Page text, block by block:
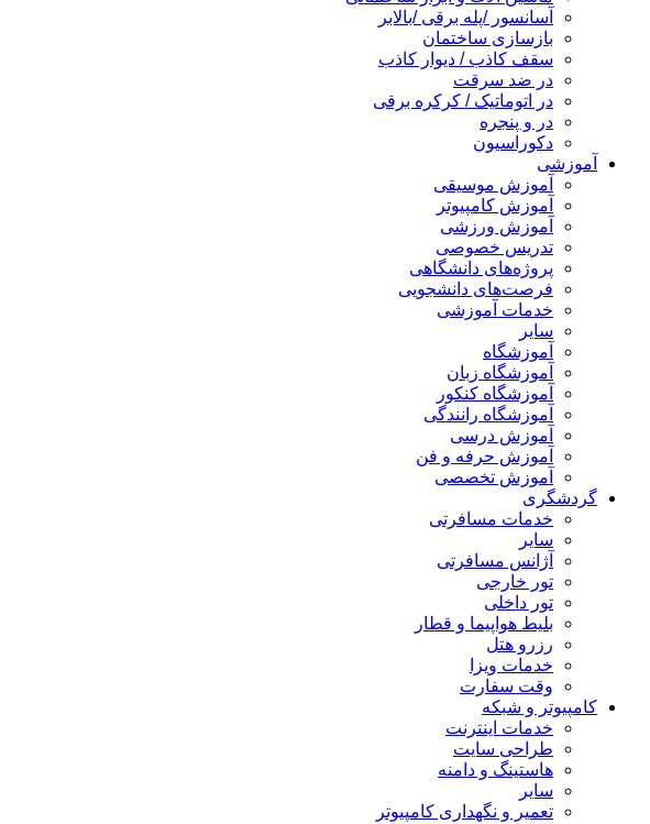
آسانسور /پله برقی /بالابر
بازسازی ساختمان
سقف کاذب / دیوار کاذب
در ضد سرقت
در اتوماتیک / کرکره برقی
در و پنجره
دکوراسیون
آموزشی
آموزش موسیقی
آموزش کامپیوتر
آموزش ورزشی
تدریس خصوصی
پروژه‌های دانشگاهی
فرصت‌های دانشجویی
خدمات آموزشی
سایر
آموزشگاه
آموزشگاه زبان
آموزشگاه کنکور
آموزشگاه رانندگی
آموزش درسی
آموزش حرفه و فن
آموزش تخصصی
گردشگری
خدمات مسافرتی
سایر
آژانس مسافرتی
تور خارجی
تور داخلی
بلیط هواپیما و قطار
رزرو هتل
خدمات ویزا
وقت سفارت
کامپیوتر و شبکه
خدمات اینترنت
طراحی سایت
هاستینگ و دامنه
سایر
تعمیر و نگهداری کامپیوتر